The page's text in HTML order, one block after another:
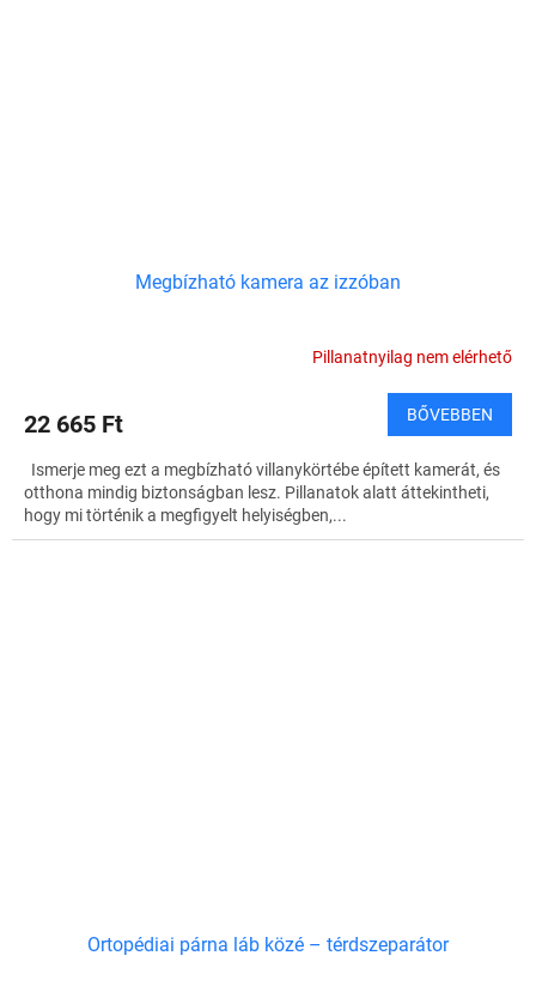
Megbízható kamera az izzóban
Pillanatnyilag nem elérhető
22 665 Ft BŐVEBBEN
Ismerje meg ezt a megbízható villanykörtébe épített kamerát, és
otthona mindig biztonságban lesz. Pillanatok alatt áttekintheti,
hogy mi történik a megfigyelt helyiségben,...
Ortopédiai párna láb közé – térdszeparátor